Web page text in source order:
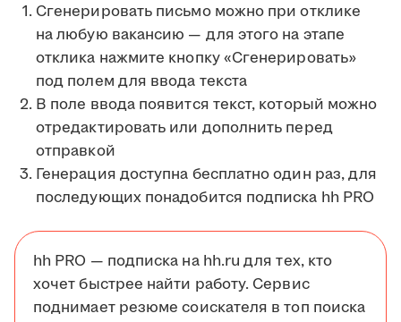
Сгенерировать письмо можно при отклике
на любую вакансию — для этого на этапе
отклика нажмите кнопку «Сгенерировать»
под полем для ввода текста
В поле ввода появится текст, который можно
отредактировать или дополнить перед
отправкой
Генерация доступна бесплатно один раз, для
последующих понадобится подписка hh PRO
hh PRO — подписка на hh.ru для тех, кто
хочет быстрее найти работу. Сервис
поднимает резюме соискателя в топ поиска